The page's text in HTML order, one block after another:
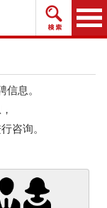
搜索
息。
咨询。